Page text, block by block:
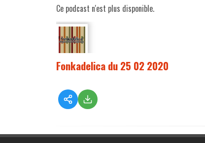
Ce podcast n'est plus disponible.
Fonkadelica du 25 02 2020